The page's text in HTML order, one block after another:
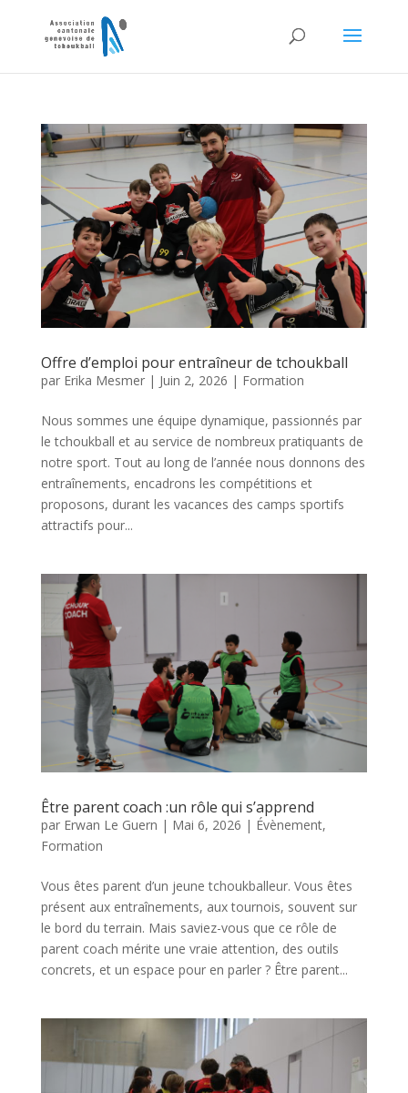
Offre d’emploi pour entraîneur de tchoukball
par Erika Mesmer| Juin 2, 2026 | Formation
Nous sommes une équipe dynamique, passionnés par
le tchoukball et au service de nombreux pratiquants de
notre sport. Tout au long de l’année nous donnons des
entraînements, encadrons les compétitions et
proposons, durant les vacances des camps sportifs
attractifs pour...
Être parent coach :un rôle qui s’apprend
par Erwan Le Guern | Mai 6, 2026 | Évènement,
Formation
Vous êtes parent d’un jeune tchoukballeur. Vous êtes
présent aux entraînements, aux tournois, souvent sur
le bord du terrain. Mais saviez-vous que ce rôle de
parent coach mérite une vraie attention, des outils
concrets, et un espace pour en parler ? Être parent...